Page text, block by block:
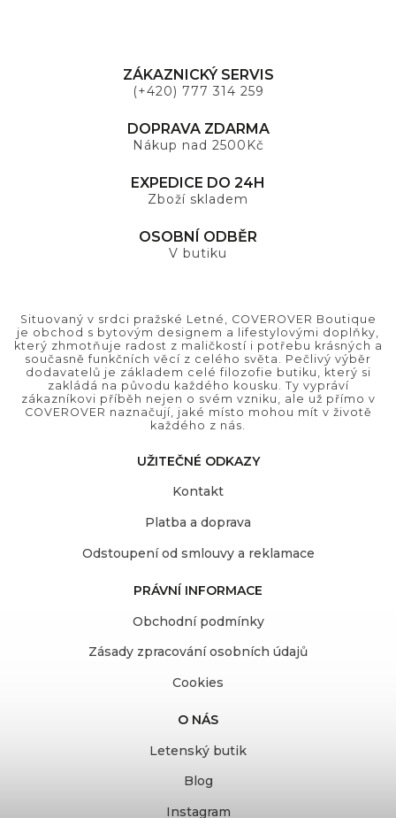
ZÁKAZNICKÝ SERVIS
(+420) 777 314 259
DOPRAVA ZDARMA
Nákup nad 2500Kč
EXPEDICE DO 24H
Zboží skladem
OSOBNÍ ODBĚR
V butiku
Situovaný v srdci pražské Letné, COVEROVER Boutique
je obchod s bytovým designem a lifestylovými doplňky,
který zhmotňuje radost z maličkostí i potřebu krásných a
současně funkčních věcí z celého světa. Pečlivý výběr
dodavatelů je základem celé filozofie butiku, který si
zakládá na původu každého kousku. Ty vypráví
zákazníkovi příběh nejen o svém vzniku, ale už přímo v
COVEROVER naznačují, jaké místo mohou mít v životě
každého z nás.
UŽITEČNÉ ODKAZY
Kontakt
Platba a doprava
Odstoupení od smlouvy a reklamace
PRÁVNÍ INFORMACE
Obchodní podmínky
Zásady zpracování osobních údajů
Cookies
O NÁS
Letenský butik
Blog
Instagram